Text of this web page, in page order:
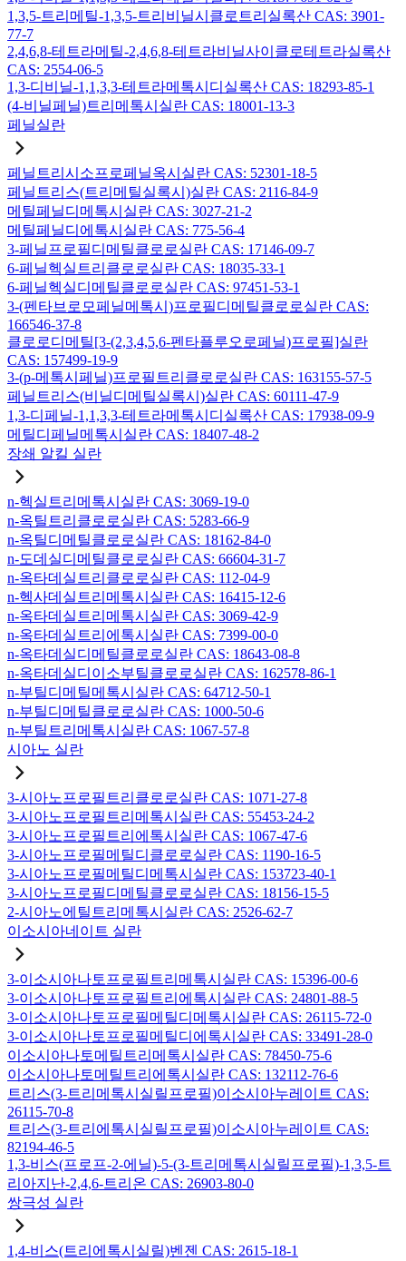
1,3,5-트리메틸-1,3,5-트리비닐시클로트리실록산 CAS: 3901-
77-7
2,4,6,8-테트라메틸-2,4,6,8-테트라비닐사이클로테트라실록산
CAS: 2554-06-5
1,3-디비닐-1,1,3,3-테트라메톡시디실록산 CAS: 18293-85-1
(4-비닐페닐)트리메톡시실란 CAS: 18001-13-3
페닐실란
페닐트리시소프로페닐옥시실란 CAS: 52301-18-5
페닐트리스(트리메틸실록시)실란 CAS: 2116-84-9
메틸페닐디메톡시실란 CAS: 3027-21-2
메틸페닐디에톡시실란 CAS: 775-56-4
3-페닐프로필디메틸클로로실란 CAS: 17146-09-7
6-페닐헥실트리클로로실란 CAS: 18035-33-1
6-페닐헥실디메틸클로로실란 CAS: 97451-53-1
3-(펜타브로모페닐메톡시)프로필디메틸클로로실란 CAS:
166546-37-8
클로로디메틸[3-(2,3,4,5,6-펜타플루오로페닐)프로필]실란
CAS: 157499-19-9
3-(p-메톡시페닐)프로필트리클로로실란 CAS: 163155-57-5
페닐트리스(비닐디메틸실록시)실란 CAS: 60111-47-9
1,3-디페닐-1,1,3,3-테트라메톡시디실록산 CAS: 17938-09-9
메틸디페닐메톡시실란 CAS: 18407-48-2
장쇄 알킬 실란
n-헥실트리메톡시실란 CAS: 3069-19-0
n-옥틸트리클로로실란 CAS: 5283-66-9
n-옥틸디메틸클로로실란 CAS: 18162-84-0
n-도데실디메틸클로로실란 CAS: 66604-31-7
n-옥타데실트리클로로실란 CAS: 112-04-9
n-헥사데실트리메톡시실란 CAS: 16415-12-6
n-옥타데실트리메톡시실란 CAS: 3069-42-9
n-옥타데실트리에톡시실란 CAS: 7399-00-0
n-옥타데실디메틸클로로실란 CAS: 18643-08-8
n-옥타데실디이소부틸클로로실란 CAS: 162578-86-1
n-부틸디메틸메톡시실란 CAS: 64712-50-1
n-부틸디메틸클로로실란 CAS: 1000-50-6
n-부틸트리메톡시실란 CAS: 1067-57-8
시아노 실란
3-시아노프로필트리클로로실란 CAS: 1071-27-8
3-시아노프로필트리메톡시실란 CAS: 55453-24-2
3-시아노프로필트리에톡시실란 CAS: 1067-47-6
3-시아노프로필메틸디클로로실란 CAS: 1190-16-5
3-시아노프로필메틸디메톡시실란 CAS: 153723-40-1
3-시아노프로필디메틸클로로실란 CAS: 18156-15-5
2-시아노에틸트리메톡시실란 CAS: 2526-62-7
이소시아네이트 실란
3-이소시아나토프로필트리메톡시실란 CAS: 15396-00-6
3-이소시아나토프로필트리에톡시실란 CAS: 24801-88-5
3-이소시아나토프로필메틸디메톡시실란 CAS: 26115-72-0
3-이소시아나토프로필메틸디에톡시실란 CAS: 33491-28-0
이소시아나토메틸트리메톡시실란 CAS: 78450-75-6
이소시아나토메틸트리에톡시실란 CAS: 132112-76-6
트리스(3-트리메톡시실릴프로필)이소시아누레이트 CAS:
26115-70-8
트리스(3-트리에톡시실릴프로필)이소시아누레이트 CAS:
82194-46-5
1,3-비스(프로프-2-에닐)-5-(3-트리메톡시실릴프로필)-1,3,5-트
리아지난-2,4,6-트리온 CAS: 26903-80-0
쌍극성 실란
1,4-비스(트리에톡시실릴)벤젠 CAS: 2615-18-1